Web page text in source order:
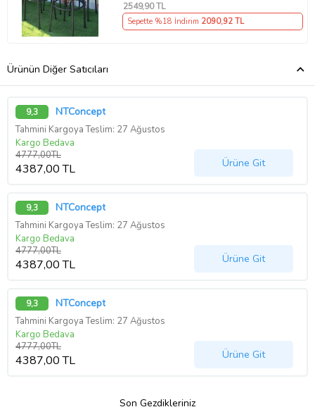
2549,90 TL
Sepette %18 İndirim 2090,92 TL
Ürünün Diğer Satıcıları
9,3 NTConcept
Tahmini Kargoya Teslim: 27 Ağustos
Kargo Bedava
4777,00TL
4387,00 TL Ürüne Git
9,3 NTConcept
Tahmini Kargoya Teslim: 27 Ağustos
Kargo Bedava
4777,00TL
4387,00 TL Ürüne Git
9,3 NTConcept
Tahmini Kargoya Teslim: 27 Ağustos
Kargo Bedava
4777,00TL
4387,00 TL Ürüne Git
Son Gezdikleriniz